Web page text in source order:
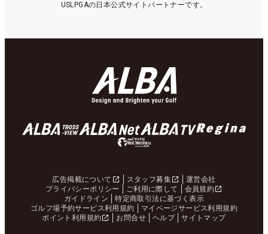
USLPGAの日本公式サイトパートナーです。
広告掲載について スタッフ募集
運営会社
プライバシーポリシー
ご利用に際して
会員規約
ガイドライン
特定商取引法に基づく表示
ゴルフ場予約サービス利用規約
マイページサービス利用規約
ポイント利用規約
お問合せ ヘルプ サイトマップ